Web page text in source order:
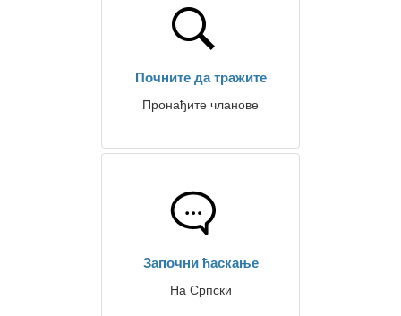
Почните да тражите
Пронађите чланове
Започни ћаскање
На Српски